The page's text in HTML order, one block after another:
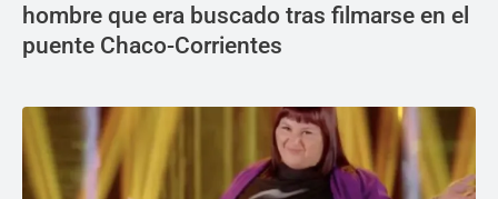
hombre que era buscado tras filmarse en el
puente Chaco-Corrientes